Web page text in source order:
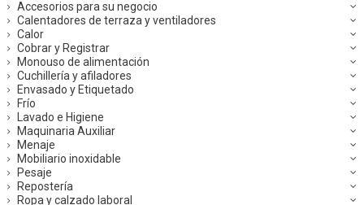
Accesorios para su negocio
Calentadores de terraza y ventiladores
Calor
Cobrar y Registrar
Monouso de alimentación
Cuchillería y afiladores
Envasado y Etiquetado
Frío
Lavado e Higiene
Maquinaria Auxiliar
Menaje
Mobiliario inoxidable
Pesaje
Repostería
Ropa y calzado laboral